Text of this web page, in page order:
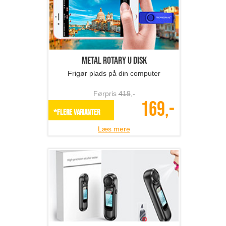
Metal Rotary U Disk
Frigør plads på din computer
Førpris419,-
*Flere varianter 169,-
Læs mere